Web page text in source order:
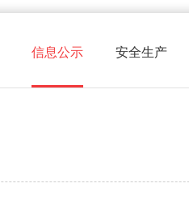
信息公示 安全生产